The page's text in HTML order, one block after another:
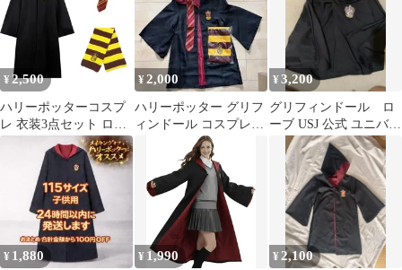
¥ 2,500
ハリーポッターコスプ
レ 衣装3点セット ロー
ブ ネクタイ マフラー
コスチューム cosplay 衣
ハロウイーン 子供から
大人までサイズがあ
り 変装 仮装 クリス
マス コスプレ 男女共用
即日発送可能グリフィ
¥2,000
ハリーポッター グリフ
ィンドール コスプレ
¥3,200
グリフィンドール ロ
ーブ USJ 公式 ユニバ
ハリーポッター 150
¥ 1,880 ¥ 1,990 ¥ 2,100